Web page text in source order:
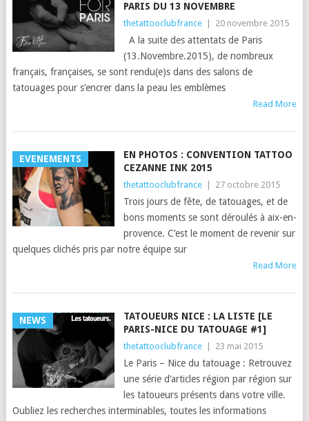
PARIS DU 13 NOVEMBRE
thetattooclubfrance 20 novembre 2015
A la suite des attentats de Paris
(13.Novembre.2015), de nombreux
français, françaises, se sont rendu(e)s dans des salons de
tatouages pour s’encrer dans la peau les emblèmes
Read More
EVENEMENTS
EN PHOTOS : CONVENTION TATTOO
CEZANNE INK 2015
thetattooclubfrance 27 octobre 2015
Trois jours de fête, de tatouages, et de
bons moments se sont déroulés à aix-en-
provence. C’est le moment de revenir sur
quelques clichés pris par notre équipe sur
Read More
NEWS
TATOUEURS NICE : LA LISTE [LE
PARIS-NICE DU TATOUAGE #1]
thetattooclubfrance 23 mai 2015
Le Paris – Nice du tatouage : Retrouvez
une série d’articles région par région sur
les tatoueurs présents dans votre ville.
Oubliez les recherches interminables, toutes les informations